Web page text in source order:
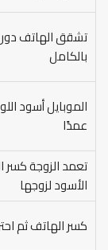
تشقق الهاتف
بالكامل
الموبايل أسود
عمدًا
تعمد الزوجة كسر
الأسود لزوجها
كسر الهاتف ثم